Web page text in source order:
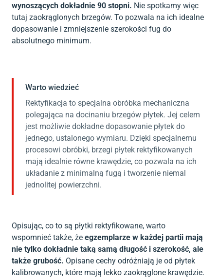
wynoszących dokładnie 90 stopni. Nie spotkamy więc
tutaj zaokrąglonych brzegów. To pozwala na ich idealne
dopasowanie i zmniejszenie szerokości fug do
absolutnego minimum.
Warto wiedzieć
Rektyfikacja to specjalna obróbka mechaniczna
polegająca na docinaniu brzegów płytek. Jej celem
jest możliwie dokładne dopasowanie płytek do
jednego, ustalonego wymiaru. Dzięki specjalnemu
procesowi obróbki, brzegi płytek rektyfikowanych
mają idealnie równe krawędzie, co pozwala na ich
układanie z minimalną fugą i tworzenie niemal
jednolitej powierzchni.
Opisując, co to są płytki rektyfikowane, warto
wspomnieć także, że egzemplarze w każdej partii mają
nie tylko dokładnie taką samą długość i szerokość, ale
także grubość. Opisane cechy odróżniają je od płytek
kalibrowanych, które mają lekko zaokrąglone krawędzie.